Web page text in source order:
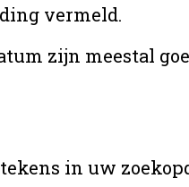
vermeld.
zijn meestal
in uw